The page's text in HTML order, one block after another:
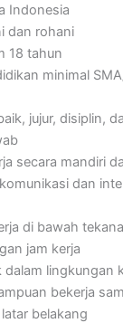
Indonesia
dan rohani
18 tahun
minimal
jujur, disiplin,
secara mandiri
dan
di bawah
jam kerja
dalam lingkungan
bekerja
belakang